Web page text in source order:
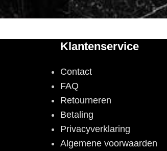
Klantenservice
Contact
FAQ
Retourneren
Betaling
Privacyverklaring
Algemene voorwaarden